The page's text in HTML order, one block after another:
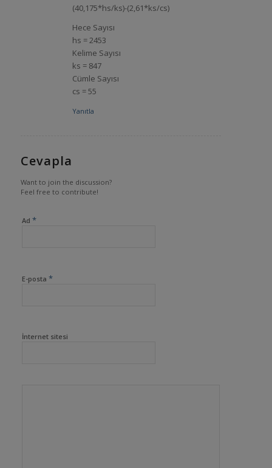
(40,175*hs/ks)-(2,61*ks/cs)
Hece Sayısı
hs = 2453
Kelime Sayısı
ks = 847
Cümle Sayısı
cs = 55
Yanıtla
Cevapla
Want to join the discussion?
Feel free to contribute!
Ad *
E-posta *
İnternet sitesi